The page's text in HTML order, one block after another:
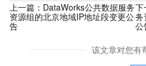
上一篇： DataWorks公共数据服务
资源组的北京地域IP地址段变更公
告
下
务
公
该文章对您有